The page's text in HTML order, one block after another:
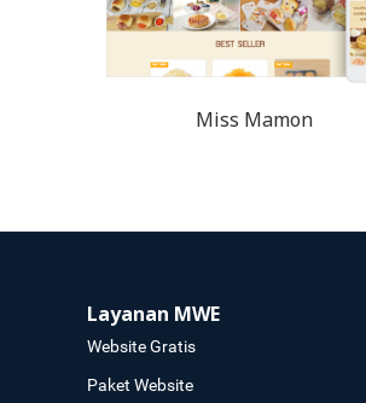
Miss Mamon
Layanan MWE
Website Gratis
Paket Website